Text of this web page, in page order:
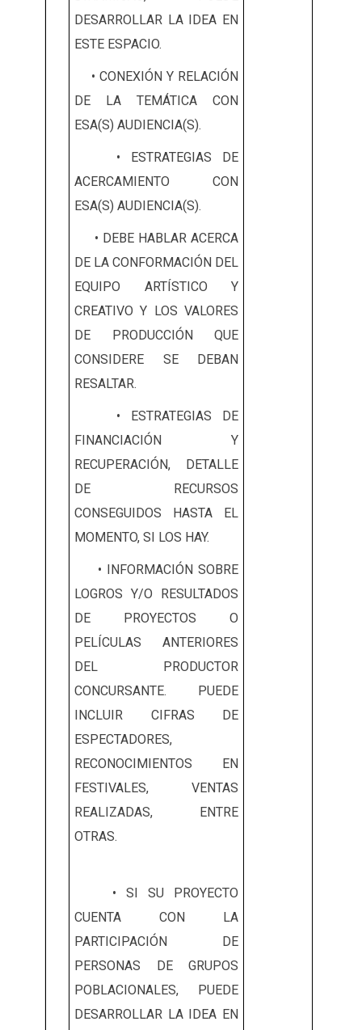
DESARROLLAR LA IDEA EN
ESTE ESPACIO.
• CONEXIÓN Y RELACIÓN
DE LA TEMÁTICA CON
ESA(S) AUDIENCIA(S).
• ESTRATEGIAS DE
ACERCAMIENTO CON
ESA(S) AUDIENCIA(S).
• DEBE HABLAR ACERCA
DE LA CONFORMACIÓN DEL
EQUIPO ARTÍSTICO Y
CREATIVO Y LOS VALORES
DE PRODUCCIÓN QUE
CONSIDERE SE DEBAN
RESALTAR.
• ESTRATEGIAS DE
FINANCIACIÓN Y
RECUPERACIÓN, DETALLE
DE RECURSOS
CONSEGUIDOS HASTA EL
MOMENTO, SI LOS HAY.
• INFORMACIÓN SOBRE
LOGROS Y/O RESULTADOS
DE PROYECTOS O
PELÍCULAS ANTERIORES
DEL PRODUCTOR
CONCURSANTE. PUEDE
INCLUIR CIFRAS DE
ESPECTADORES,
RECONOCIMIENTOS EN
FESTIVALES, VENTAS
REALIZADAS, ENTRE
OTRAS.
• SI SU PROYECTO
CUENTA CON LA
PARTICIPACIÓN DE
PERSONAS DE GRUPOS
POBLACIONALES, PUEDE
DESARROLLAR LA IDEA EN